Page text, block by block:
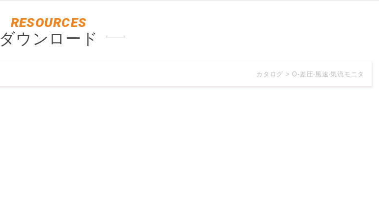
RESOURCES
ダウンロード
カタログ O-差圧‧風速‧気流モニタ